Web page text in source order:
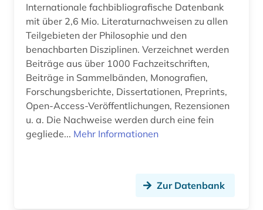
johann gottlieb (1)
john henry (1)
judaistik (1)
judentum (1)
jüdische studien (1)
kant (2)
Internationale fachbibliografische Datenbank
mit über 2,6 Mio. Literaturnachweisen zu allen
Teilgebieten der Philosophie und den
benachbarten Disziplinen. Verzeichnet werden
Beiträge aus über 1000 Fachzeitschriften,
Beiträge in Sammelbänden, Monografien,
Forschungsberichte, Dissertationen, Preprints,
Open-Access-Veröffentlichungen, Rezensionen
u. a. Die Nachweise werden durch eine fein
gegliede... Mehr Informationen
Zur Datenbank